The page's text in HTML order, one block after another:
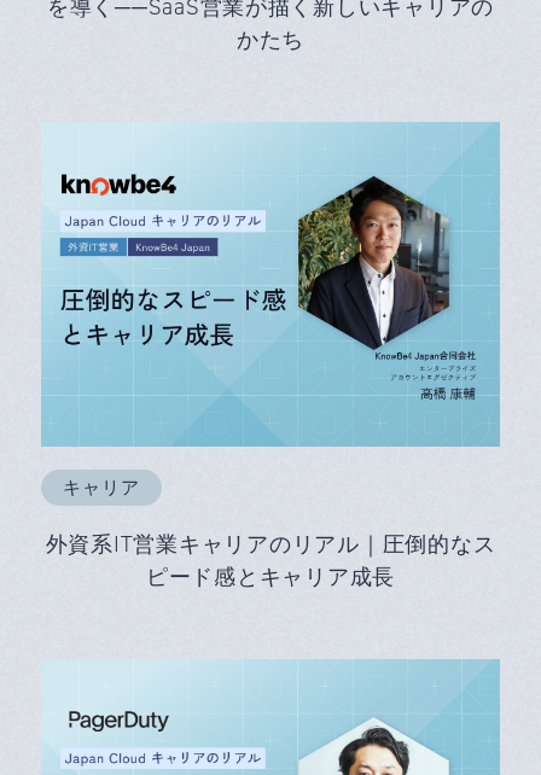
を導く──SaaS営業が描く新しいキャリアの
かたち
キャリア
外資系IT営業キャリアのリアル｜圧倒的なス
ピード感とキャリア成長